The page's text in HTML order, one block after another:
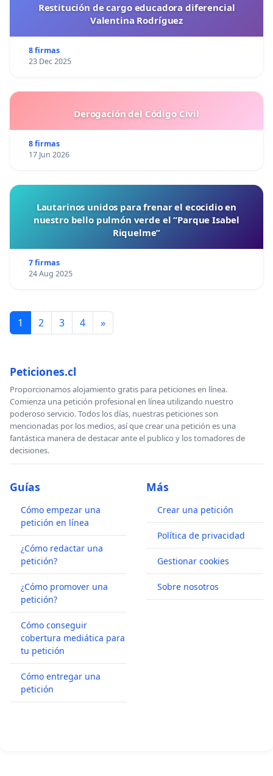
Restitución de cargo educadora diferencial
Valentina Rodríguez
8 firmas
23 Dec 2025
Derogación del Código Civil
8 firmas
17 Jun 2026
Lautarinos unidos para frenar el ecocidio en
nuestro bello pulmón verde el “Parque Isabel
Riquelme”
7 firmas
24 Aug 2025
1 2 3 4 »
Peticiones.cl
Proporcionamos alojamiento gratis para peticiones en línea.
Comienza una petición profesional en línea utilizando nuestro
poderoso servicio. Todos los días, nuestras peticiones son
mencionadas por los medios, así que crear una petición es una
fantástica manera de destacar ante el publico y los tomadores de
decisiones.
Guías
Cómo empezar una
petición en línea
¿Cómo redactar una
petición?
¿Cómo promover una
petición?
Cómo conseguir
cobertura mediática para
tu petición
Cómo entregar una
petición
Más
Crear una petición
Política de privacidad
Gestionar cookies
Sobre nosotros